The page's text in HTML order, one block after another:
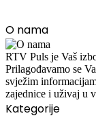
O nama
RTV Puls je Vaš
Prilagođavamo se
svježim
zajednice i uživaj u
Kategorije